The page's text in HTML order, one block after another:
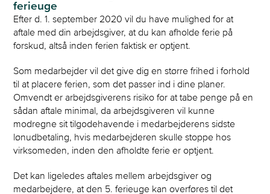
ferieuge
Efter d. 1. september 2020 vil du have mulighed for at
aftale med din arbejdsgiver, at du kan afholde ferie på
forskud, altså inden ferien faktisk er optjent.
Som medarbejder vil det give dig en større frihed i forhold
til at placere ferien, som det passer ind i dine planer.
Omvendt er arbejdsgiverens risiko for at tabe penge på en
sådan aftale minimal, da arbejdsgiveren vil kunne
modregne sit tilgodehavende i medarbejderens sidste
lønudbetaling, hvis medarbejderen skulle stoppe hos
virksomeden, inden den afholdte ferie er optjent.
Det kan ligeledes aftales mellem arbejdsgiver og
medarbejdere, at den 5. ferieuge kan overføres til det